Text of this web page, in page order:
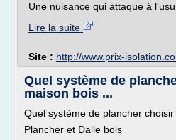
Une nuisance qui attaque à
Lire la suite
Site : http://www.prix-
Quel système de
maison bois ...
Quel système de plancher
Plancher et Dalle bois